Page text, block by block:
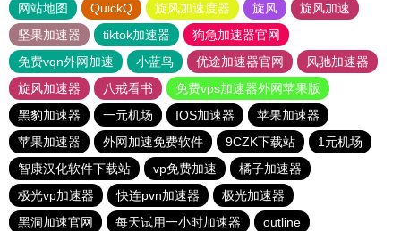
网站地图 QuickQ 旋风加速度器 旋风
旋风加速
坚果加速器
tiktok加速器
狗急加速器官网
免费vqn外网加速
小蓝鸟 优途加速器官网
风驰加速器
旋风加速器
八戒看书
免费vps加速器外网苹果版
黑豹加速器
一元机场 IOS加速器
苹果加速器
苹果加速器
外网加速免费软件 9CZK下载站
1元机场
智康汉化软件下载站
vp免费加速
橘子加速器
极光vp加速器
快连pvn加速器
极光加速器
黑洞加速官网
每天试用一小时加速器 outline